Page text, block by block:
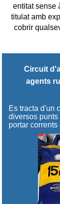
entitat sense
titulat amb
cobrir
Circuit
agents
Es tracta d'un
diversos
portar